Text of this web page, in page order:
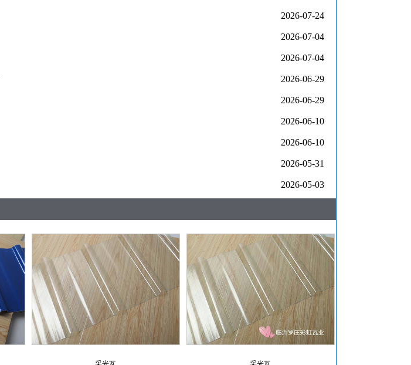
2026-07-24
2026-07-04
2026-07-04
2026-06-29
2026-06-29
2026-06-10
2026-06-10
2026-05-31
2026-05-03